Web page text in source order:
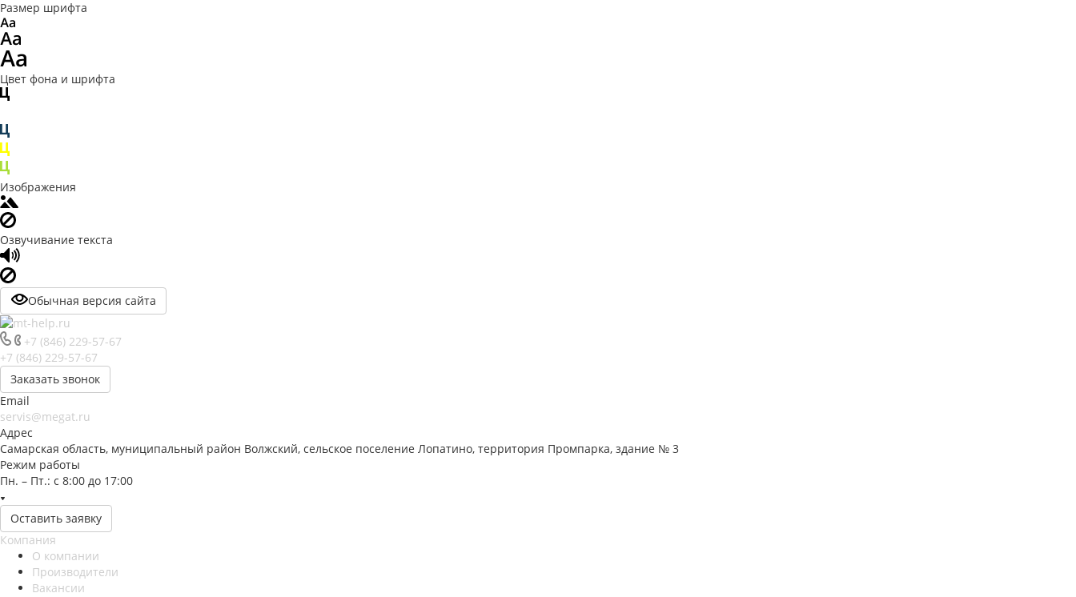
Размер шрифта
Цвет фона и шрифта
Изображения
Озвучивание текста
Обычная версия сайта
+7 (846) 229-57-67
+7 (846) 229-57-67
Заказать звонок
Email
servis@megat.ru
Адрес
Самарская область, муниципальный район Волжский, сельское поселение Лопатино, территория Промпарка, здание № 3
Режим работы
Пн. – Пт.: с 8:00 до 17:00
Оставить заявку
Компания
О компании
Производители
Вакансии